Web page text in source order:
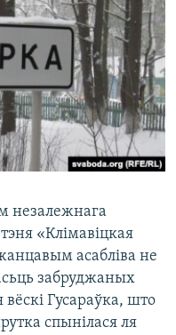
незалежнага
«Клімавіцкая
асабліва не
забруджаных
Гусараўка, што
спынілася ля